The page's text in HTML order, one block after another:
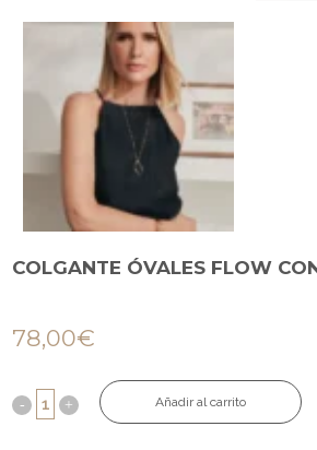
COLGANTE ÓVALES FLOW
78,00€
Añadir al carrito